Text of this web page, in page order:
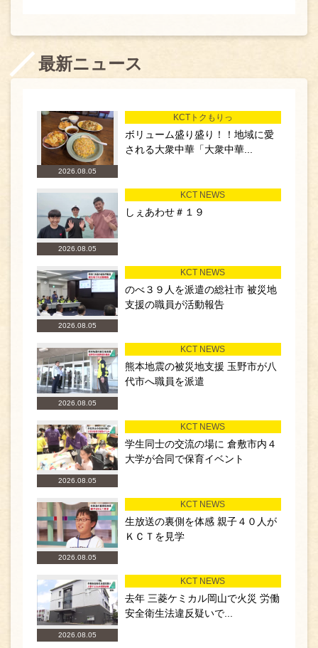
最新ニュース
2026.08.05
KCTトクもりっ
ボリューム盛り盛り！！地域に愛
される大衆中華「大衆中華...
2026.08.05
KCT NEWS
しぇあわせ＃１９
2026.08.05
KCT NEWS
のべ３９人を派遣の総社市 被災地
支援の職員が活動報告
2026.08.05
KCT NEWS
熊本地震の被災地支援 玉野市が八
代市へ職員を派遣
2026.08.05
KCT NEWS
学生同士の交流の場に 倉敷市内４
大学が合同で保育イベント
2026.08.05
KCT NEWS
生放送の裏側を体感 親子４０人が
ＫＣＴを見学
2026.08.05
KCT NEWS
去年 三菱ケミカル岡山で火災 労働
安全衛生法違反疑いで...